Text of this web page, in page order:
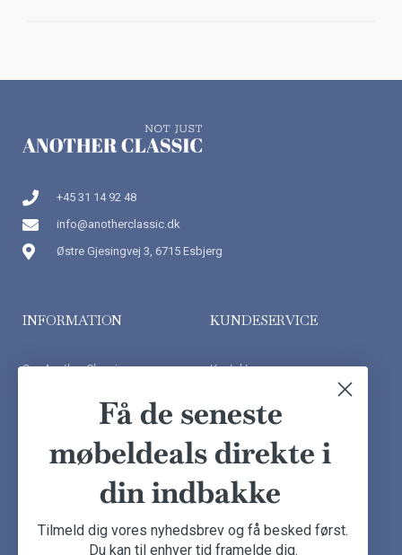
+45 31 14 92 48
info@anotherclassic.dk
Østre Gjesingvej 3, 6715 Esbjerg
INFORMATION
Om Another Classic
Handelsbetingelser
KUNDESERVICE
Kontakt os
Kundeudtalelser
Besøg showroom
Få de seneste
møbeldeals direkte i
din indbakke
Tilmeld dig vores nyhedsbrev og få besked først.
Du kan til enhver tid framelde dig.